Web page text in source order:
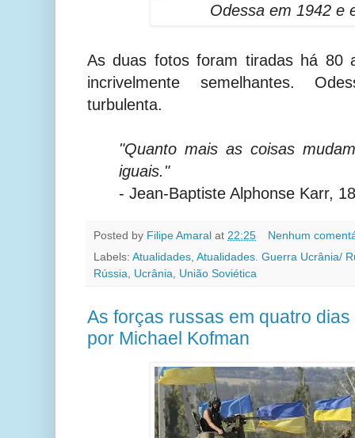
Odessa em 1942 e
As duas fotos foram tiradas há 80
incrivelmente semelhantes.
turbulenta.
"Quanto mais as coisas
iguais."
- Jean-Baptiste Alphonse Karr,
Posted by Filipe Amaral at 22:25
Nenhum
Labels: Atualidades Atualidades. Guerra Ucrânia/
Rússia
Ucrânia União Soviética
As forças russas em quatro
por Michael Kofman